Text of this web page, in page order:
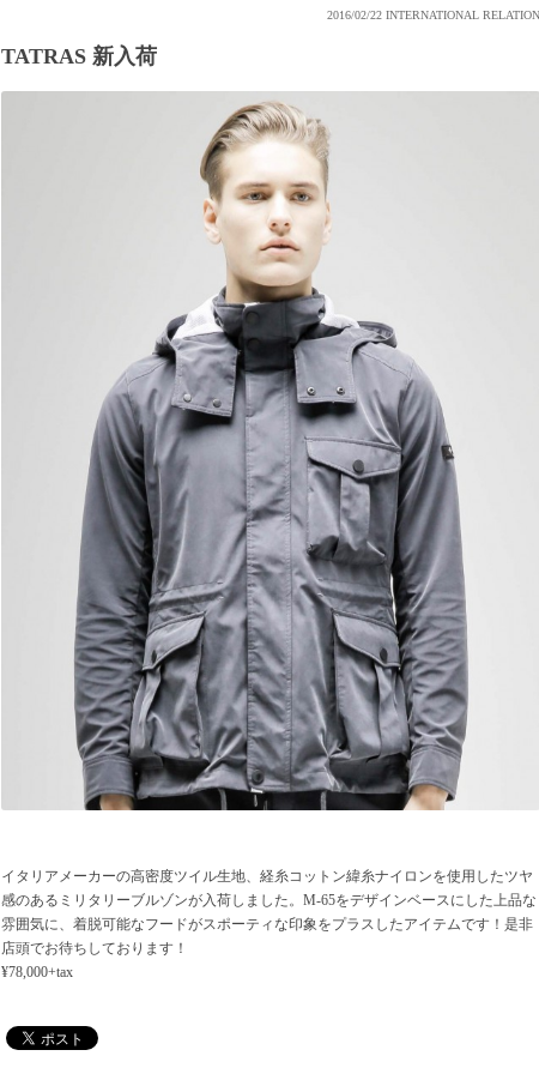
2016/02/22 INTERNATIONAL RELATION
TATRAS 新入荷
イタリアメーカーの高密度ツイル生地、経糸コットン緯糸ナイロンを使用したツヤ
感のあるミリタリーブルゾンが入荷しました。M-65をデザインベースにした上品な
雰囲気に、着脱可能なフードがスポーティな印象をプラスしたアイテムです！是非
店頭でお待ちしております！
¥78,000+tax